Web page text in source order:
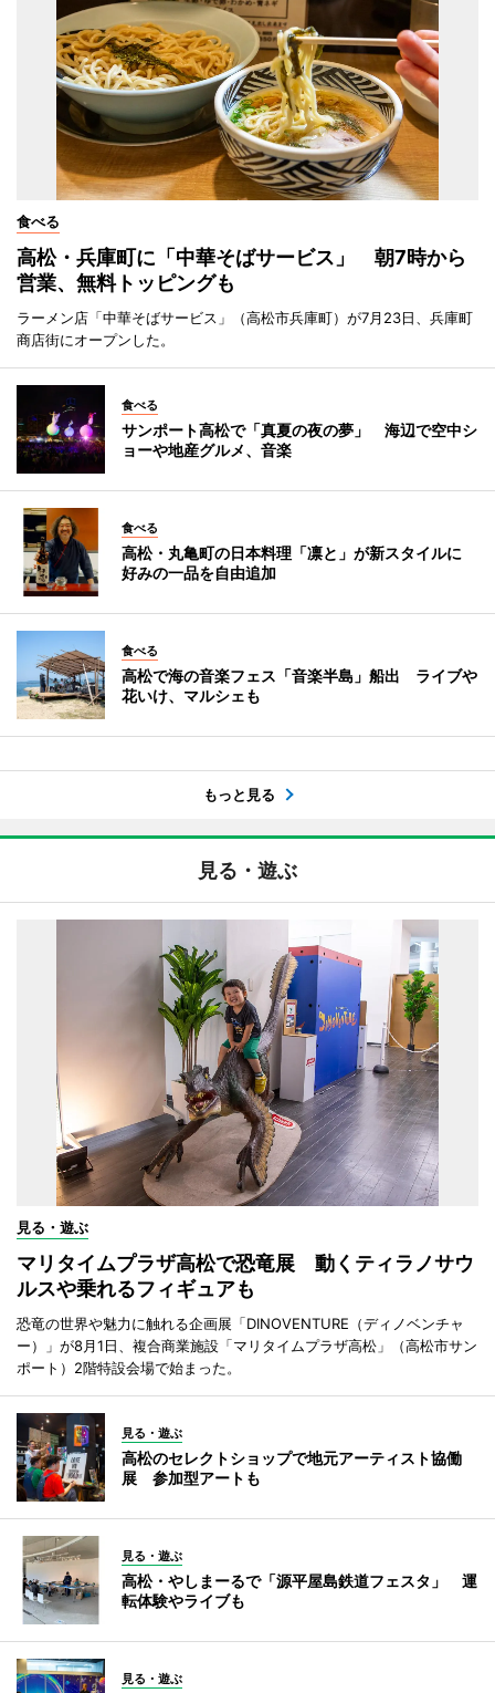
食べる
高松・兵庫町に「中華そばサービス」 朝7時から
営業、無料トッピングも
ラーメン店「中華そばサービス」（高松市兵庫町）が7月23日、兵庫町
商店街にオープンした。
食べる
サンポート高松で「真夏の夜の夢」 海辺で空中シ
ョーや地産グルメ、音楽
食べる
高松・丸亀町の日本料理「凛と」が新スタイルに
好みの一品を自由追加
食べる
高松で海の音楽フェス「音楽半島」船出 ライブや
花いけ、マルシェも
もっと見る
見る・遊ぶ
見る・遊ぶ
マリタイムプラザ高松で恐竜展 動くティラノサウ
ルスや乗れるフィギュアも
恐竜の世界や魅力に触れる企画展「DINOVENTURE（ディノベンチャ
ー）」が8月1日、複合商業施設「マリタイムプラザ高松」（高松市サン
ポート）2階特設会場で始まった。
見る・遊ぶ
高松のセレクトショップで地元アーティスト協働
展 参加型アートも
見る・遊ぶ
高松・やしまーるで「源平屋島鉄道フェスタ」 運
転体験やライブも
見る・遊ぶ